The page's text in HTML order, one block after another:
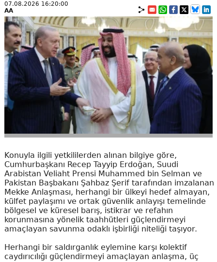
07.08.2026 16:20:00
AA
Konuyla ilgili yetkililerden alınan bilgiye göre,
Cumhurbaşkanı Recep Tayyip Erdoğan, Suudi
Arabistan Veliaht Prensi Muhammed bin Selman ve
Pakistan Başbakanı Şahbaz Şerif tarafından imzalanan
Mekke Anlaşması, herhangi bir ülkeyi hedef almayan,
külfet paylaşımı ve ortak güvenlik anlayışı temelinde
bölgesel ve küresel barış, istikrar ve refahın
korunmasına yönelik taahhütleri güçlendirmeyi
amaçlayan savunma odaklı işbirliği niteliği taşıyor.
Herhangi bir saldırganlık eylemine karşı kolektif
caydırıcılığı güçlendirmeyi amaçlayan anlaşma, üç